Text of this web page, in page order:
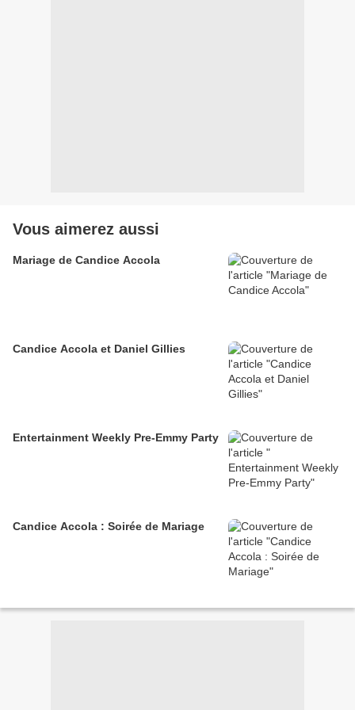
Vous aimerez aussi
Mariage de Candice Accola
Candice Accola et Daniel Gillies
Entertainment Weekly Pre-Emmy Party
Candice Accola : Soirée de Mariage